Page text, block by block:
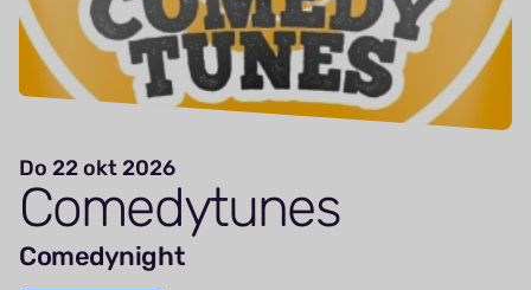
Do 22 okt 2026
Come­dytunes
Comedynight